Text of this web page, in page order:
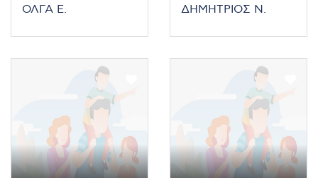
ΟΛΓΑ Ε.
ΔΗΜΗΤΡΙΟΣ Ν.